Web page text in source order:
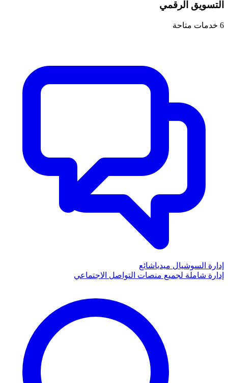
التسويق الرقمي
6 خدمات متاحة
إدارة السوشيال ميدياشائع
إدارة شاملة لجميع منصات التواصل الاجتماعي